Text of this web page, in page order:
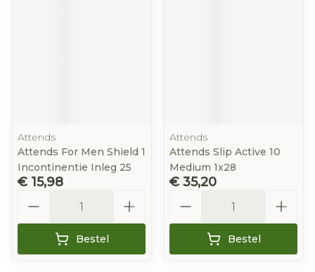
Attends
Attends For Men Shield 1
Incontinentie Inleg 25
€ 15,98
Bestel
Attends
Attends Slip Active 10
Medium 1x28
€ 35,20
Bestel